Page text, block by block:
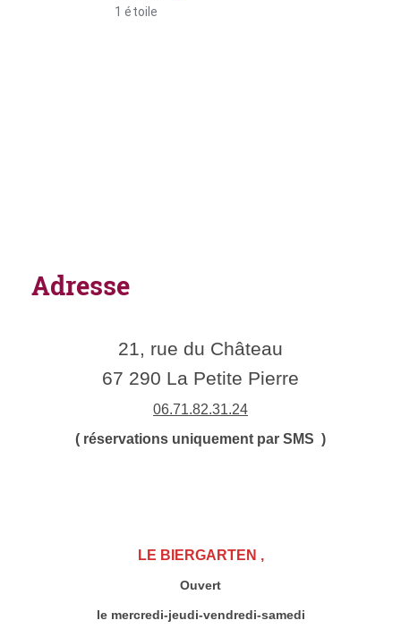
1 étoile
Adresse
21, rue du Château
67 290 La Petite Pierre
06.71.82.31.24
( réservations uniquement par SMS )
LE BIERGARTEN ,
Ouvert
le mercredi-jeudi-vendredi-samedi